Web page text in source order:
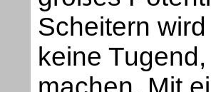
Scheitern
keine